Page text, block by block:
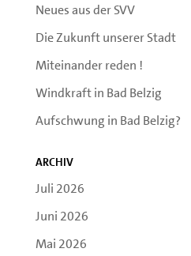
Neues aus der SVV
Die Zukunft unserer Stadt
Miteinander reden !
Windkraft in Bad Belzig
Aufschwung in Bad Belzig?
Archiv
Juli 2026
Juni 2026
Mai 2026